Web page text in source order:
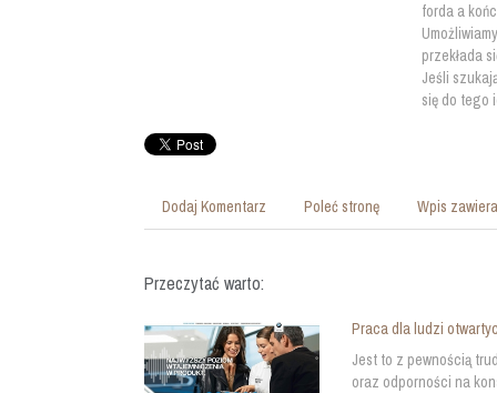
forda a
przekłada
Jeśli
się do tego
Dodaj Komentarz Poleć stronę Wpis
Przeczytać warto:
Praca dla ludzi
Jest to z pewnością
oraz odporności na